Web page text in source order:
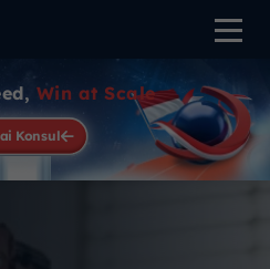
Win at Scale
Konsul